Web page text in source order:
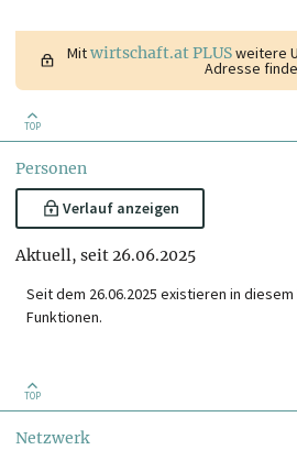
Mitwirtschaft.at PLUSweitere
Adresse
TOP
Personen
Verlauf anzeigen
Aktuell, seit 26.06.2025
Seit dem 26.06.2025 existieren in
Funktionen.
TOP
Netzwerk